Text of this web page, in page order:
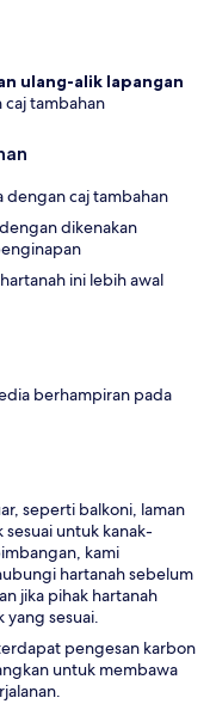
ulang-alik lapangan
tambahan
dengan caj tambahan
dikenakan
ini lebih awal
berhampiran pada
seperti balkoni, laman
untuk kanak-
kami
hartanah sebelum
jika pihak hartanah
sesuai.
pengesan karbon
untuk membawa